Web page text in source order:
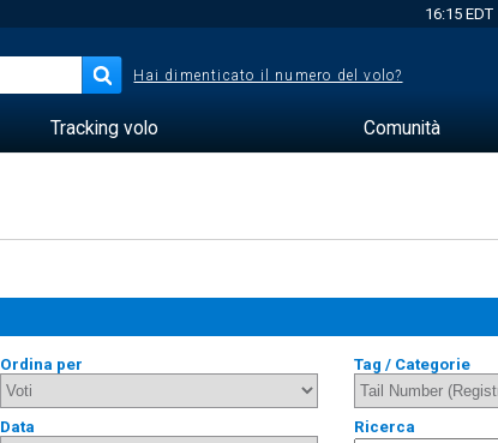
16:15 EDT
Hai dimenticato il numero del volo?
Tracking volo Comunità
Ordina per Tag / Categorie
Data Ricerca